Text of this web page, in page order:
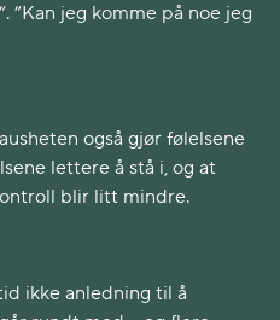
”Kan jeg komme på noe jeg
også gjør følelsene
lettere å stå i, og at
blir litt mindre.
ikke anledning til å